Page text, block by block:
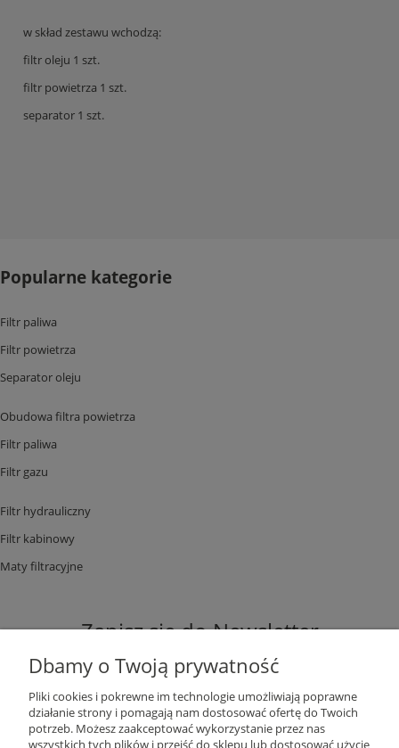
w skład zestawu wchodzą:
filtr oleju 1 szt.
filtr powietrza 1 szt.
separator 1 szt.
Popularne kategorie
Filtr paliwa
Filtr powietrza
Separator oleju
Obudowa filtra powietrza
Filtr paliwa
Filtr gazu
Filtr hydrauliczny
Filtr kabinowy
Maty filtracyjne
Zapisz się do Newsletter
ZAPISZ SIĘ
Dbamy o Twoją prywatność
Pliki cookies i pokrewne im technologie umożliwiają poprawne
działanie strony i pomagają nam dostosować ofertę do Twoich
potrzeb. Możesz zaakceptować wykorzystanie przez nas
wszystkich tych plików i przejść do sklepu lub dostosować użycie